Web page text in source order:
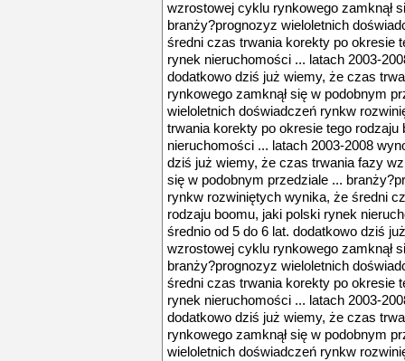
wzrostowej cyklu rynkowego zamknął
branży?prognozyz wieloletnich
średni czas trwania korekty po okresie
rynek nieruchomości ... latach 2003-
dodatkowo dziś już wiemy, że czas
rynkowego zamknął się w podobnym
wieloletnich doświadczeń rynkw
trwania korekty po okresie tego rodzaju
nieruchomości ... latach 2003-2008
dziś już wiemy, że czas trwania fazy
się w podobnym przedziale ...
rynkw rozwiniętych wynika, że średni
rodzaju boomu, jaki polski rynek
średnio od 5 do 6 lat. dodatkowo dziś
wzrostowej cyklu rynkowego zamknął
branży?prognozyz wieloletnich
średni czas trwania korekty po okresie
rynek nieruchomości ... latach 2003-
dodatkowo dziś już wiemy, że czas
rynkowego zamknął się w podobnym
wieloletnich doświadczeń rynkw